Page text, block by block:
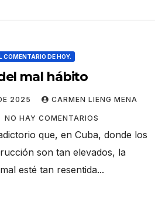
COMENTARIO DE HOY.
mal hábito
2025 CARMEN LIENG MENA
NO HAY COMENTARIOS
que, en Cuba, donde los
son tan elevados, la
esté tan resentida...